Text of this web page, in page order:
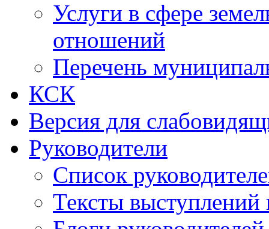
Услуги в сфере
отношений
Перечень
КСК
Версия для
Руководители
Список
Тексты выступлений